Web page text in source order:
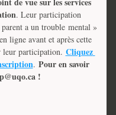
. Leur participation
a un trouble mental »
ligne avant et après cette
leur participation. Cliquez
. Pour en savoir
!